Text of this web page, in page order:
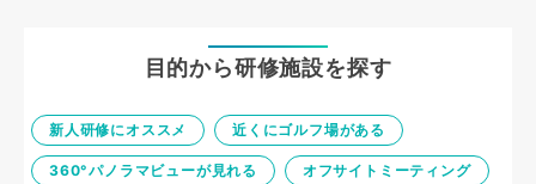
目的から研修施設を探す
新人研修にオススメ 近くにゴルフ場がある
360°パノラマビューが見れる オフサイトミーティング